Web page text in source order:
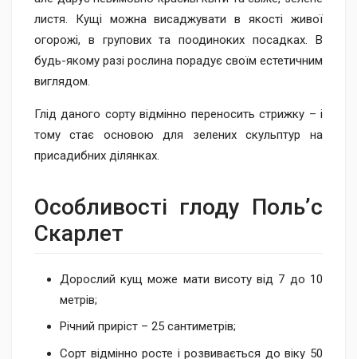
листя. Кущі можна висаджувати в якості живої
огорожі, в групових та поодиноких посадках. В
будь-якому разі рослина порадує своїм естетичним
виглядом.
Глід даного сорту відмінно переносить стрижку – і
тому стає основою для зелених скульптур на
присадибних ділянках.
Особливості глоду Поль’с
Скарлет
Дорослий кущ може мати висоту від 7 до 10
метрів;
Річний приріст – 25 сантиметрів;
Сорт відмінно росте і розвивається до віку 50